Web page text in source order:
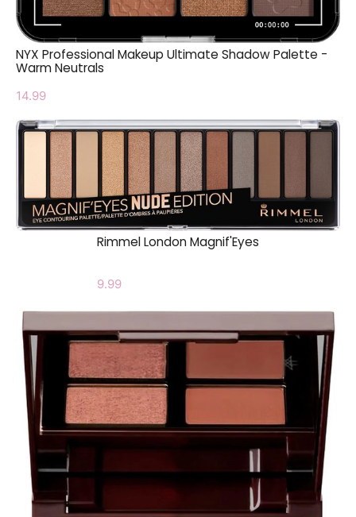
NYX Professional Makeup Ultimate Shadow Palette -
Warm Neutrals
14.99
Rimmel London Magnif'Eyes
9.99